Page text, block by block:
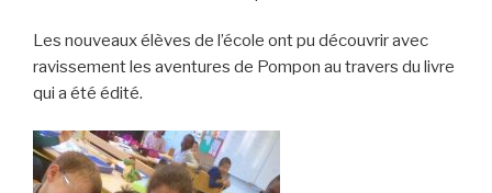
Les nouveaux élèves de l’école ont pu découvrir avec
ravissement les aventures de Pompon au travers du livre
qui a été édité.